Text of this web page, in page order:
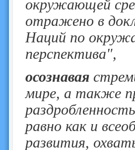
окружающей
отражено в
Наций по
перспектива",
осознавая
мире, а также
равно как и
развития,